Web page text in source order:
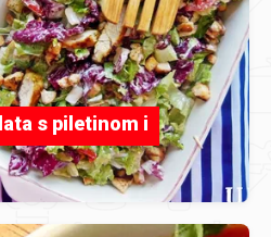
s piletinom i